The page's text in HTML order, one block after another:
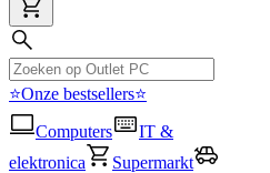
⭐Onze bestsellers⭐
Computers
IT &
elektronica
Supermarkt